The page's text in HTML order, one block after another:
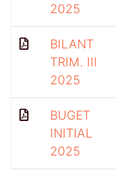
2025
BILANT
TRIM. III
2025
BUGET
INITIAL
2025